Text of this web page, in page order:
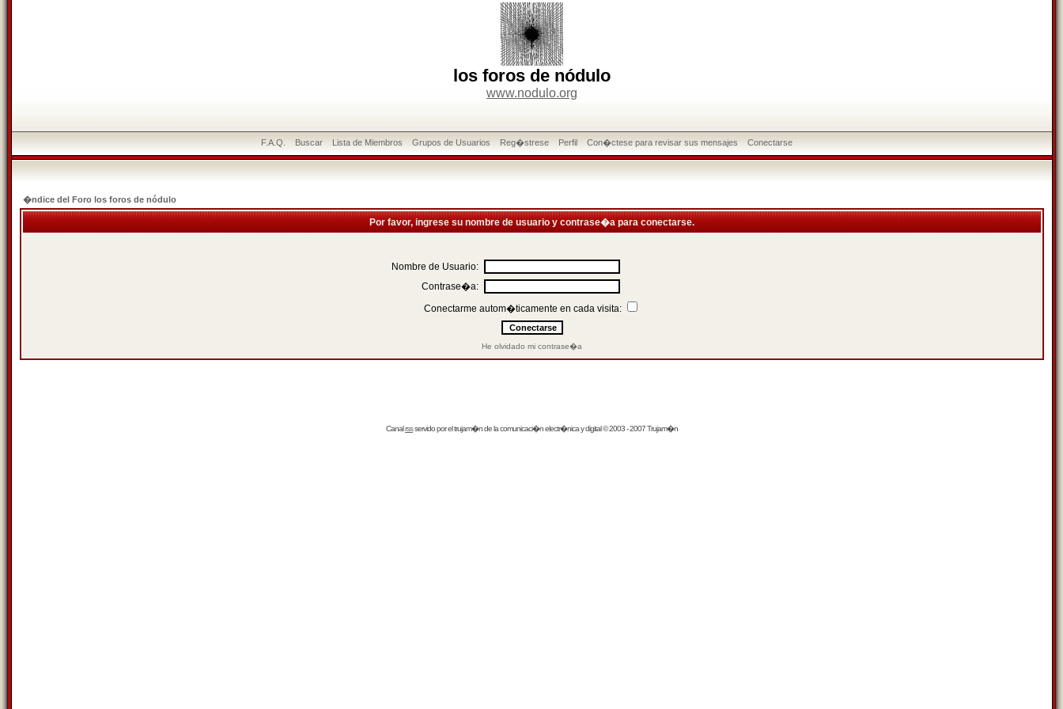
los foros de nódulo
www.nodulo.org
F.A.Q. Buscar Lista de Miembros Grupos de Usuarios Reg�strese Perfil Con�ctese para revisar sus mensajes Conectarse
�ndice del Foro los foros de nódulo
Por favor, ingrese su nombre de usuario y contrase�a para conectarse.
Nombre de Usuario:
Contrase�a:
Conectarme autom�ticamente en cada visita:
He olvidado mi contrase�a
Canalrssservido por eltrujam�nde la comunicaci�n electr�nica y digital © 2003 - 2007 Trujam�n